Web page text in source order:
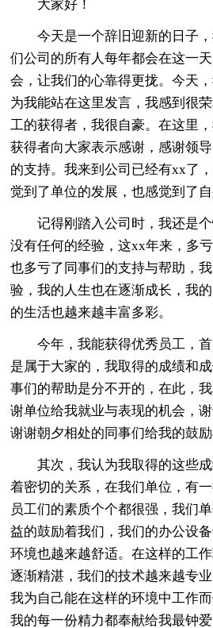
大家好！
今天是一个辞旧迎新的日子，
们公司的所有人每年都会在这一
会，让我们的心靠得更拢。今天
为我能站在这里发言，我感到很
工的获得者，我很自豪。在这里
获得者向大家表示感谢，感谢领
的支持。我来到公司已经有xx了
觉到了单位的发展，也感觉到了自
记得刚踏入公司时，我还是个
没有任何的经验，这xx年来，多
也多亏了同事们的支持与帮助，
验，我的人生也在逐渐成长，我
的生活也越来越丰富多彩。
今年，我能获得优秀员工，首
是属于大家的，我取得的成绩和
事们的帮助是分不开的，在此，
谢单位给我就业与表现的机会，
谢谢朝夕相处的同事们给我的鼓
其次，我认为我取得的这些成
着密切的关系，在我们单位，有
员工们的素质个个都很强，我们
益的鼓励着我们，我们的办公设
环境也越来越舒适。在这样的工
逐渐精湛，我们的技术越来越专
我为自己能在这样的环境中工作
我的每一份精力都奉献给我最钟爱